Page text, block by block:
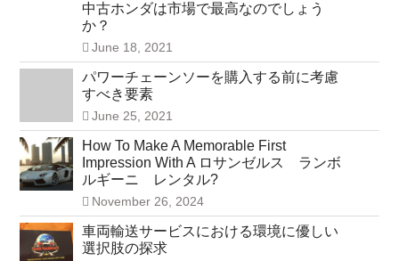
中古ホンダは市場で最高なのでしょう
か？
June 18, 2021
パワーチェーンソーを購入する前に考慮
すべき要素
June 25, 2021
How To Make A Memorable First
Impression With A ロサンゼルス ランボ
ルギーニ レンタル?
November 26, 2024
車両輸送サービスにおける環境に優しい
選択肢の探求